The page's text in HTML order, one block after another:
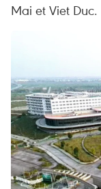
Mai et Viet Duc.